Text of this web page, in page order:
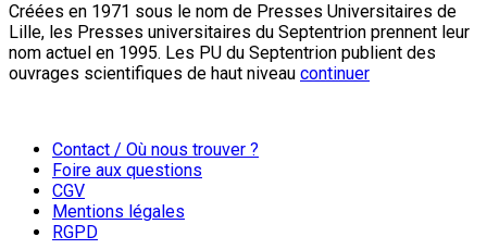
Créées en 1971 sous le nom de Presses Universitaires de
Lille, les Presses universitaires du Septentrion prennent leur
nom actuel en 1995. Les PU du Septentrion publient des
ouvrages scientifiques de haut niveau continuer
Contact / Où nous trouver ?
Foire aux questions
CGV
Mentions légales
RGPD